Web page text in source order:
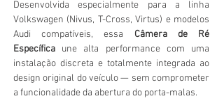
Desenvolvida especialmente para a linha
Volkswagen (Nivus, T-Cross, Virtus) e modelos
Audi compatíveis, essa Câmera de Ré
Específica une alta performance com uma
instalação discreta e totalmente integrada ao
design original do veículo — sem comprometer
a funcionalidade da abertura do porta-malas.